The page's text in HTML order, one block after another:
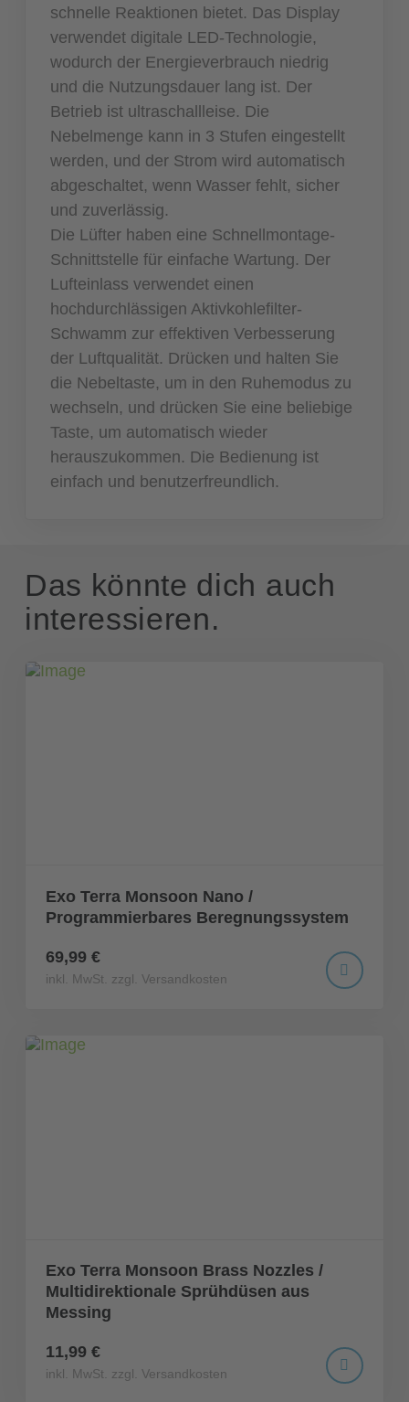
schnelle Reaktionen bietet. Das Display
verwendet digitale LED-Technologie,
wodurch der Energieverbrauch niedrig
und die Nutzungsdauer lang ist. Der
Betrieb ist ultraschallleise. Die
Nebelmenge kann in 3 Stufen eingestellt
werden, und der Strom wird automatisch
abgeschaltet, wenn Wasser fehlt, sicher
und zuverlässig.
Die Lüfter haben eine Schnellmontage-
Schnittstelle für einfache Wartung. Der
Lufteinlass verwendet einen
hochdurchlässigen Aktivkohlefilter-
Schwamm zur effektiven Verbesserung
der Luftqualität. Drücken und halten Sie
die Nebeltaste, um in den Ruhemodus zu
wechseln, und drücken Sie eine beliebige
Taste, um automatisch wieder
herauszukommen. Die Bedienung ist
einfach und benutzerfreundlich.
Das könnte dich auch
interessieren.
Exo Terra Monsoon Nano /
Programmierbares Beregnungssystem
69,99 €
inkl. MwSt. zzgl. Versandkosten
Exo Terra Monsoon Brass Nozzles /
Multidirektionale Sprühdüsen aus
Messing
11,99 €
inkl. MwSt. zzgl. Versandkosten